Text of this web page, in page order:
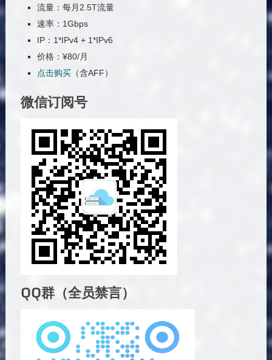
流量：每月2.5T流量
速率：1Gbps
IP：1*IPv4 + 1*IPv6
价格：¥80/月
点击购买（含AFF）
微信订阅号
QQ群（全员禁言）